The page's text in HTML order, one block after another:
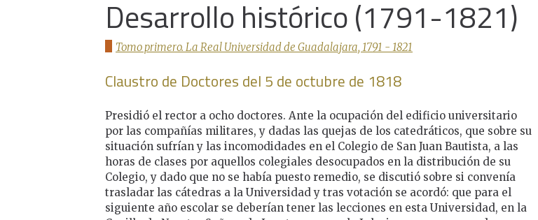
Desarrollo histórico (1791-1821)
Tomo primero. La Real Universidad de Guadalajara, 1791 - 1821
Claustro de Doctores del 5 de octubre de 1818
Presidió el rector a ocho doctores. Ante la ocupación del edificio universitario
por las compañías militares, y dadas las quejas de los catedráticos, que sobre su
situación sufrían y las incomodidades en el Colegio de San Juan Bautista, a las
horas de clases por aquellos colegiales desocupados en la distribución de su
Colegio, y dado que no se había puesto remedio, se discutió sobre si convenía
trasladar las cátedras a la Universidad y tras votación se acordó: que para el
siguiente año escolar se deberían tener las lecciones en esta Universidad, en la